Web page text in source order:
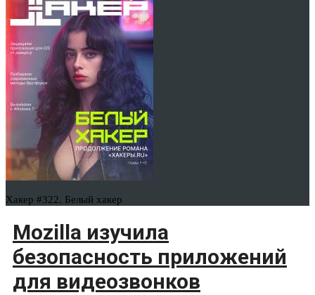
Хакер #322. Белый хакер
Mozilla изучила
безопасность приложений
для видеозвонков